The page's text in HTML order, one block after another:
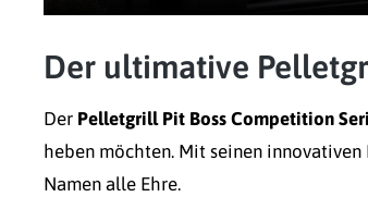
Der ultimative
Der Pelletgrill Pit Boss Competition
heben möchten. Mit seinen
Namen alle Ehre.